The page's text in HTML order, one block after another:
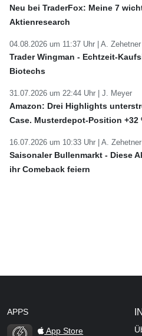
Neu bei TraderFox: Meine 7
Aktienresearch
04.08.2026 um 11:37 Uhr | A. Zehetner
Trader Wingman - Echtzeit-
Biotechs
31.07.2026 um 22:44 Uhr | J. Meyer
Amazon: Drei Highlights
Case. Musterdepot-Position +32
16.07.2026 um 10:33 Uhr | A. Zehetner
Saisonaler Bullenmarkt - Diese
ihr Comeback feiern
APPS
App Store